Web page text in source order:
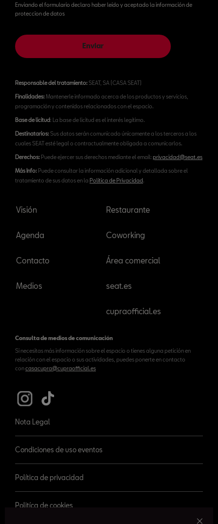
Enviando el formulario declaro haber leído y aceptado la información de
proteccion de datos
Enviar
Responsable del tratamiento:SEAT, SA (CASA SEAT)
Finalidades:Mantenerle informado acerca de los productos y servicios,
programación y contenidos relacionados con el espacio.
Base de licitud: La base de licitud es el interés legítimo.
Destinatarios:Sus datos serán comunicado únicamente a los terceros a los
cuales SEAT esté legal o contractualmente obligada a comunicarlos.
Derechos: Puede ejercer sus derechos mediante el email: privacidad@seat.es
Más Info: Puede consultar la información adicional y detallada sobre el
tratamiento de sus datos en la Política de Privacidad.
Visión
Agenda
Contacto
Medios
Restaurante
Coworking
Área comercial
seat.es
cupraofficial.es
Consulta de medios de comunicación
Si necesitas más información sobre el espacio o tienes alguna petición en
relación con el espacio o sus actividades, puedes ponerte en contacto
concasacupra@cupraofficial.es
Nota Legal
Condiciones de uso eventos
Política de privacidad
Politíca de cookies